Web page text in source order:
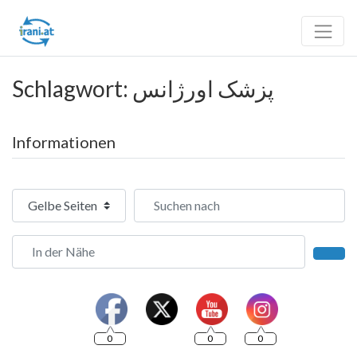
Schlagwort: پزشک اورژانس
Informationen
Suchtyp auswählen Suchen nach
In der Nähe
0 0 0